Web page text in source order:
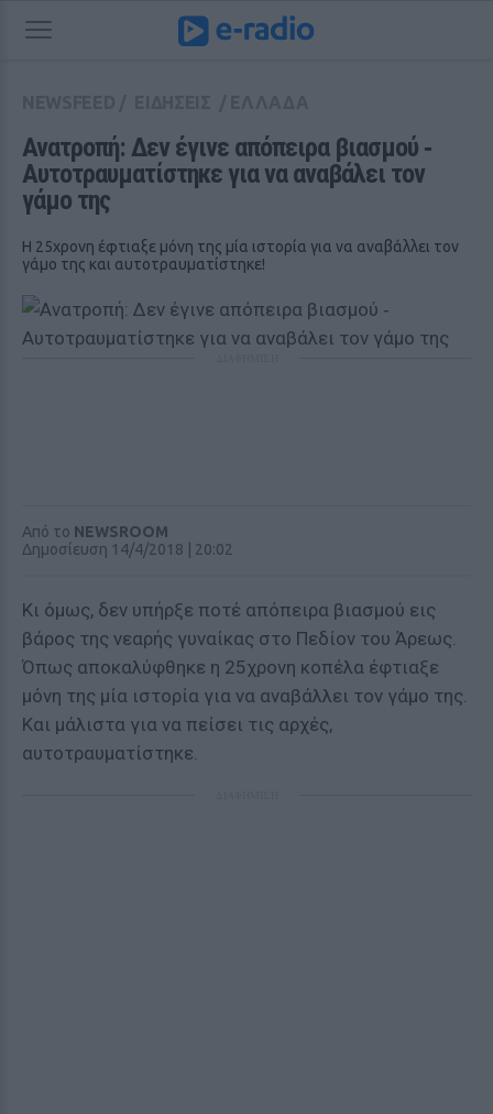
Ανατροπή: Δεν έγινε απόπειρα βιασμού ‑
Αυτοτραυματίστηκε για να αναβάλει τον
γάμο της
Η 25χρονη έφτιαξε μόνη της μία ιστορία για να αναβάλλει τον
γάμο της και αυτοτραυματίστηκε!
Από το NEWSROOM
Δημοσίευση 14/4/2018 | 20:02
Κι όμως, δεν υπήρξε ποτέ απόπειρα βιασμού εις
βάρος της νεαρής γυναίκας στο Πεδίον του Άρεως.
Όπως αποκαλύφθηκε η 25χρονη κοπέλα έφτιαξε
μόνη της μία ιστορία για να αναβάλλει τον γάμο της.
Και μάλιστα για να πείσει τις αρχές,
αυτοτραυματίστηκε.